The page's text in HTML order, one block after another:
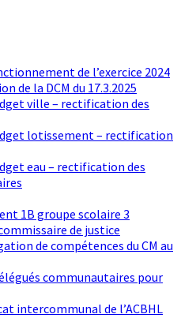
de l’exercice 2024
de la DCM du 17.3.2025
ville – rectification des
lotissement – rectification
eau – rectification des
1B groupe scolaire 3
de justice
de compétences du CM au
communautaires pour
intercommunal de l’ACBHL